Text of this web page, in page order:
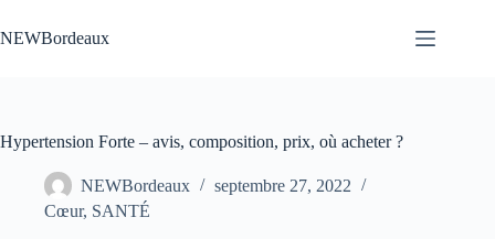
au
contenu
NEWBordeaux
Hypertension Forte – avis, composition, prix, où acheter ?
NEWBordeaux
septembre 27, 2022
Cœur, SANTÉ